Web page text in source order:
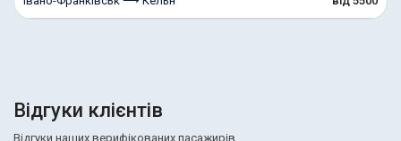
Відгуки клієнтів
Відгуки наших верифікованих пасажирів